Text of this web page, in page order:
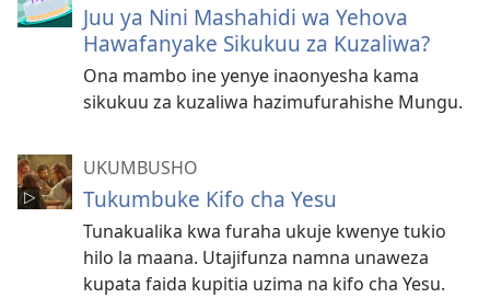
Juu ya Nini Mashahidi wa Yehova
Hawafanyake Sikukuu za Kuzaliwa?
Ona mambo ine yenye inaonyesha kama
sikukuu za kuzaliwa hazimufurahishe Mungu.
UKUMBUSHO
Tukumbuke Kifo cha Yesu
Tunakualika kwa furaha ukuje kwenye tukio
hilo la maana. Utajifunza namna unaweza
kupata faida kupitia uzima na kifo cha Yesu.